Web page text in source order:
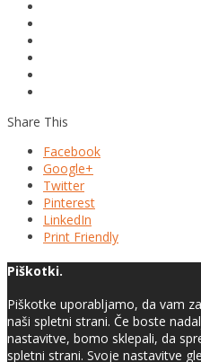
Share This
Facebook
Google+
Twitter
Pinterest
LinkedIn
Print Friendly
Piškotki.
Piškotke uporabljamo, da vam
naši spletni strani. Če boste
nastavitve, bomo sklepali, da
spletni strani. Svoje nastavitve